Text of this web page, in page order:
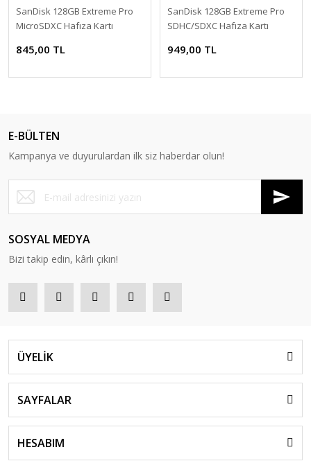
SanDisk 128GB Extreme Pro
MicroSDXC Hafıza Kartı
845,00 TL
SanDisk 128GB Extreme Pro
SDHC/SDXC Hafıza Kartı
949,00 TL
E-BÜLTEN
Kampanya ve duyurulardan ilk siz haberdar olun!
SOSYAL MEDYA
Bizi takip edin, kârlı çıkın!
ÜYELİK
SAYFALAR
HESABIM